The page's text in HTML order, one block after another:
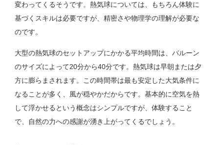
変わってくるそうです。熱気球については、もちろん体験に
基づくスキルは必要ですが、精密さや物理学の理解が必要な
のです。
大型の熱気球のセットアップにかかる平均時間は、バルーン
のサイズによって20分から40分です。熱気球は早朝または夕
方に膨らまされます。この時間帯は最も安定した大気条件に
なることが多く、風が穏やかだからです。基本的に空気を熱
して浮かせるという概念はシンプルですが、体験すること
で、自然の力への感謝が湧き上がってくるでしょう。